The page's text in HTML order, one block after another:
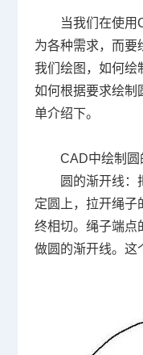
当我们在使用
为各种需求，而要
我们绘图，如何绘
如何根据要求绘制
单介绍下。
CAD中绘制圆
圆的渐开线：
定圆上，拉开绳子
终相切。绳子端点
做圆的渐开线。这